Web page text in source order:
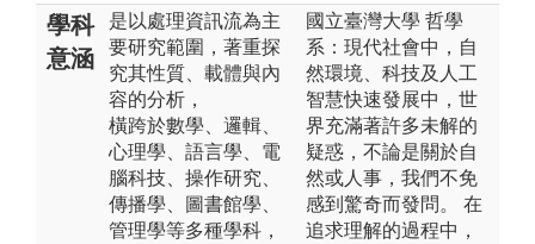
學科
意涵
是以處理資訊流為主
要研究範圍，著重探
究其性質、載體與內
容的分析，
橫跨於數學、邏輯、
心理學、語言學、電
腦科技、操作研究、
傳播學、圖書館學、
管理學等多種學科，
國立臺灣大學 哲學
系：現代社會中，自
然環境、科技及人工
智慧快速發展中，世
界充滿著許多未解的
疑惑，不論是關於自
然或人事，我們不免
感到驚奇而發問。 在
追求理解的過程中，